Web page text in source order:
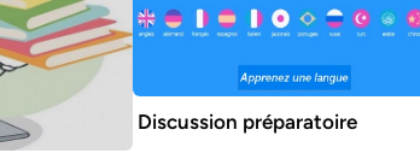
Discussion préparatoire